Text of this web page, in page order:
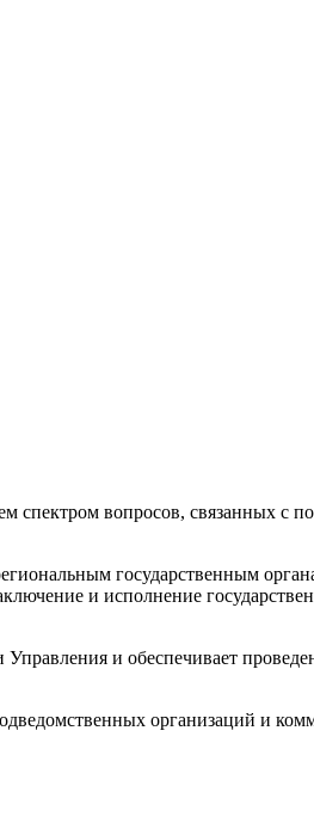
вопросов, связанных с
государственным
и исполнение
и обеспечивает
организаций и